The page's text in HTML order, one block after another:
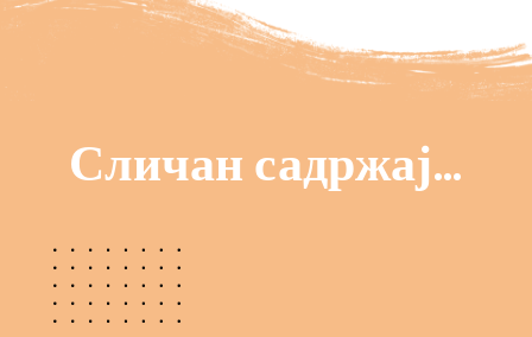
Сличан садржај…